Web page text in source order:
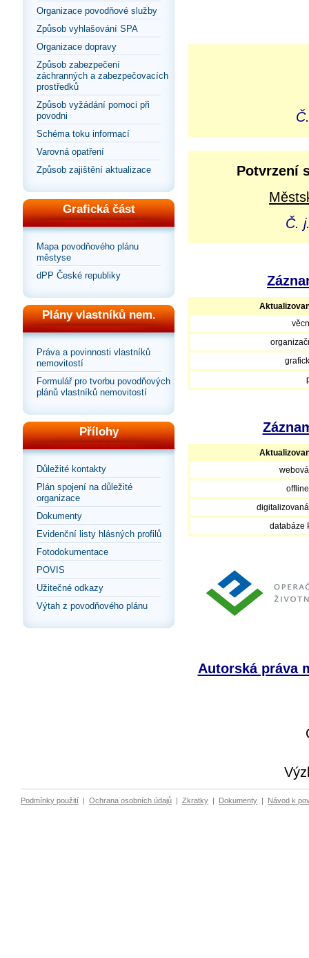
Organizace povodňové služby
Způsob vyhlašování SPA
Organizace dopravy
Způsob zabezpečení
záchranných a zabezpečovacích
prostředků
Způsob vyžádání pomoci při
povodni
Schéma toku informací
Varovná opatření
Způsob zajištění aktualizace
Grafická část
Mapa povodňového plánu
městyse
dPP České republiky
Plány vlastníků nem.
Práva a povinnosti vlastníků
nemovitostí
Formulář pro tvorbu povodňových
plánů vlastníků nemovitostí
Přílohy
Důležité kontakty
Plán spojení na důležité
organizace
Dokumenty
Evidenční listy hlásných profilů
Fotodokumentace
POVIS
Užitečné odkazy
Výtah z povodňového plánu
Potvrzení
Č.
databáze
Autorská práva
Podmínky použití | Ochrana osobních údajů | Zkratky | Dokumenty | Návod k